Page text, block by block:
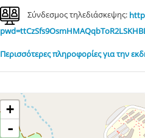
Σύνδεσμος τηλεδιάσκεψης:
Περισσότερες πληροφορίες για την
+
-